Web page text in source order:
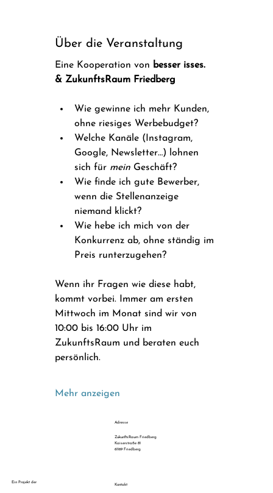
Über die Veranstaltung
Eine Kooperation von besser isses.
& ZukunftsRaum Friedberg
Wie gewinne ich mehr Kunden,
ohne riesiges Werbebudget?
Welche Kanäle (Instagram,
Google, Newsletter…) lohnen
sich für mein Geschäft?
Wie finde ich gute Bewerber,
wenn die Stellenanzeige
niemand klickt?
Wie hebe ich mich von der
Konkurrenz ab, ohne ständig im
Preis runterzugehen?
Wenn ihr Fragen wie diese habt,
kommt vorbei. Immer am ersten
Mittwoch im Monat sind wir von
10:00 bis 16:00 Uhr im
ZukunftsRaum und beraten euch
persönlich.
Mehr anzeigen
Ein Projekt der
Adresse
ZukunftsRaum Friedberg
Kaiserstraße 81
61169 Friedberg
Kontakt